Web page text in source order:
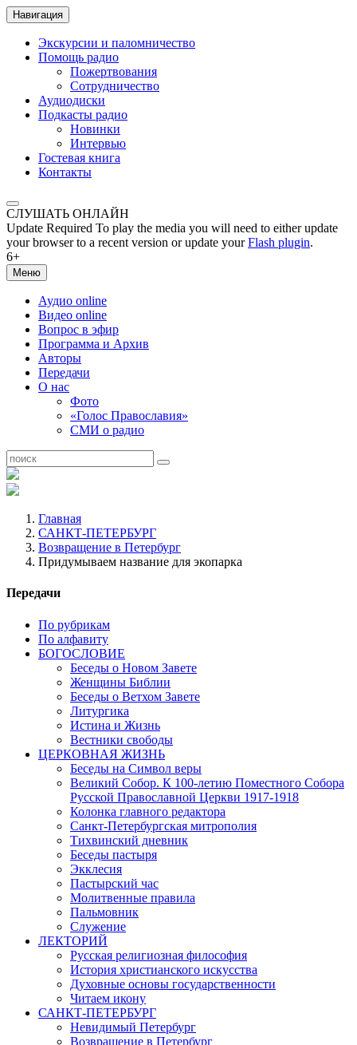
Навигация
Экскурсии и паломничество
Помощь радио
Пожертвования
Сотрудничество
Аудиодиски
Подкасты радио
Новинки
Интервью
Гостевая книга
Контакты
СЛУШАТЬ ОНЛАЙН
Update Required To play the media you will need to either update
your browser to a recent version or update yourFlash plugin.
6+
Меню
Аудио online
Видео online
Вопрос в эфир
Программа и Архив
Авторы
Передачи
О нас
Фото
«Голос Православия»
СМИ о радио
Главная
САНКТ-ПЕТЕРБУРГ
Возвращение в Петербург
Придумываем название для экопарка
Передачи
По рубрикам
По алфавиту
БОГОСЛОВИЕ
Беседы о Новом Завете
Женщины Библии
Беседы о Ветхом Завете
Литургика
Истина и Жизнь
Вестники свободы
ЦЕРКОВНАЯ ЖИЗНЬ
Беседы на Символ веры
Великий Собор. К 100-летию Поместного Собора
Русской Православной Церкви 1917-1918
Колонка главного редактора
Санкт-Петербургская митрополия
Тихвинский дневник
Беседы пастыря
Экклесия
Пастырский час
Молитвенные правила
Пальмовник
Служение
ЛЕКТОРИЙ
Русская религиозная философия
История христианского искусства
Духовные основы государственности
Читаем икону
САНКТ-ПЕТЕРБУРГ
Невидимый Петербург
Возвращение в Петербург